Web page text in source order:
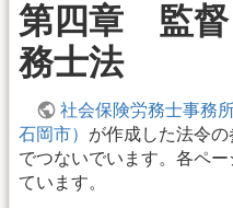
第四章 監督
務士法
社会保険労務士事務
石岡市） が作成した法令
でつないでいます。各ペ
ています。